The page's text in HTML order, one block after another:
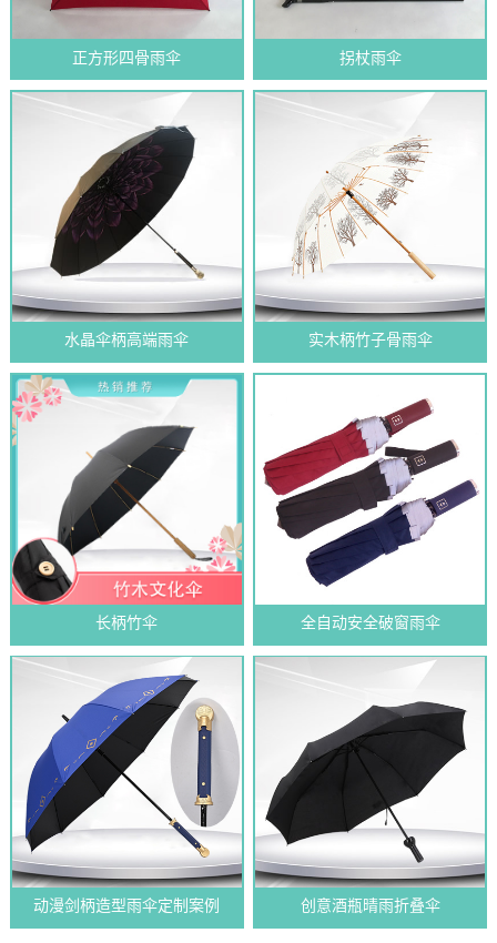
正方形四骨雨伞 拐杖雨伞
水晶伞柄高端雨伞 实木柄竹子骨雨伞
长柄竹伞 全自动安全破窗雨伞
动漫剑柄造型雨伞定制案例 创意酒瓶晴雨折叠伞